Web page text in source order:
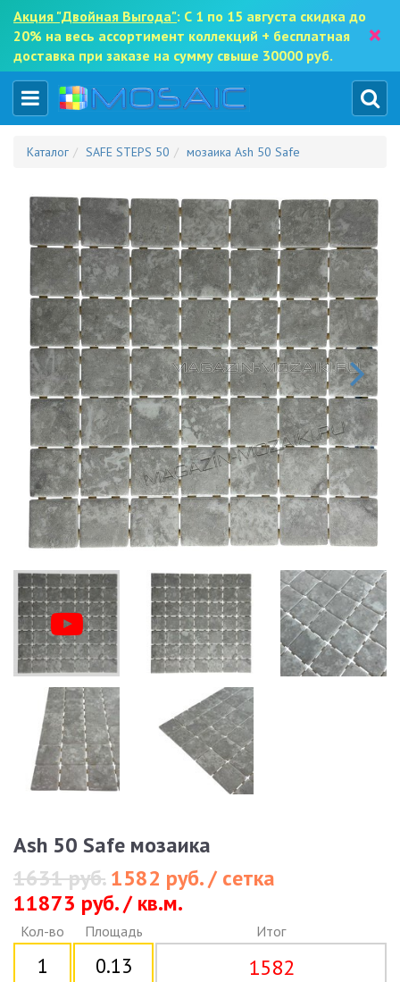
Акция "Двойная Выгода": С 1 по 15 августа скидка до
20% на весь ассортимент коллекций + бесплатная
доставка при заказе на сумму свыше 30000 руб.
×
Каталог SAFE STEPS 50 мозаика Ash 50 Safe
Ash 50 Safe мозаика
1631 руб.1582 руб. / сетка
11873 руб. / кв.м.
Кол-во Площадь Итог
1582